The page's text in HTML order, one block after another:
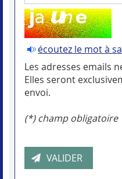
écoutez le mot à
Les adresses emails
Elles seront
envoi.
(*) champ obligatoire